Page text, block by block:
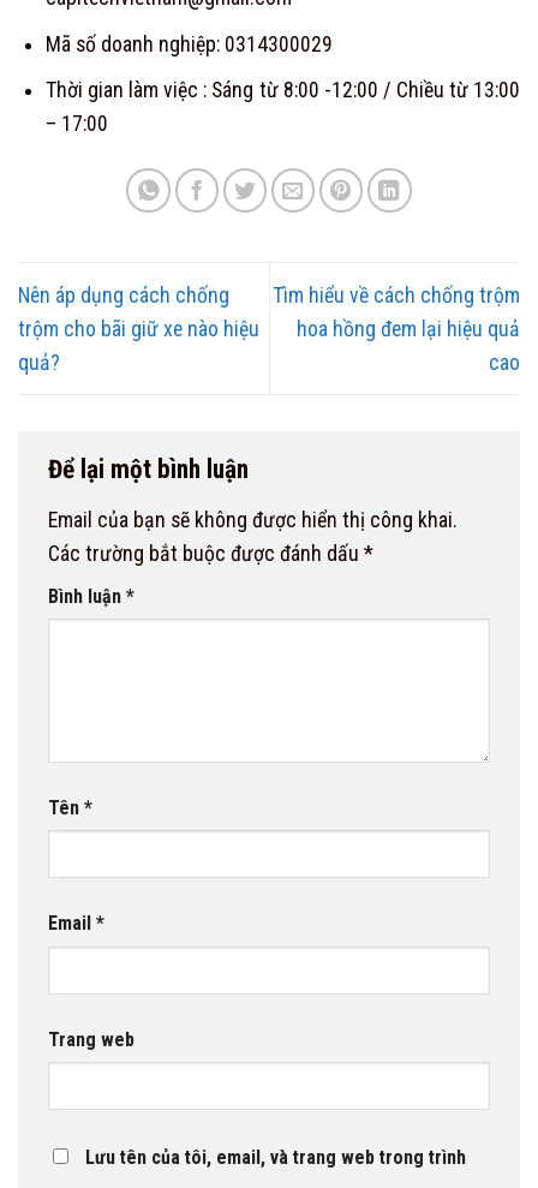
Mã số doanh nghiệp: 0314300029
Thời gian làm việc : Sáng từ 8:00 -12:00 / Chiều từ 13:00
– 17:00
Nên áp dụng cách chống
trộm cho bãi giữ xe nào hiệu
quả?
Tìm hiểu về cách chống trộm
hoa hồng đem lại hiệu quả
cao
Để lại một bình luận
Email của bạn sẽ không được hiển thị công khai.
Các trường bắt buộc được đánh dấu *
Bình luận *
Tên *
Email *
Trang web
Lưu tên của tôi, email, và trang web trong trình